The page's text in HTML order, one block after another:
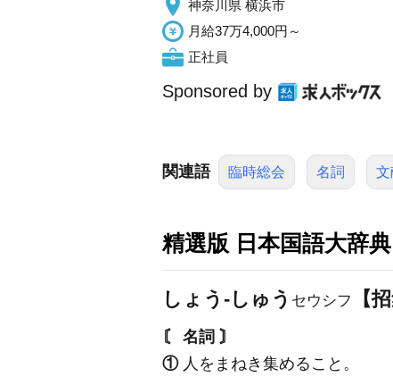
神奈川県 横浜市
月給37万4,000円～
正社員
Sponsored by
関連語 臨時総会 名詞 文
精選版 日本国語大辞典
しょう‐しゅう セウシフ 【
〘 名詞 〙
①人をまねき集めること。